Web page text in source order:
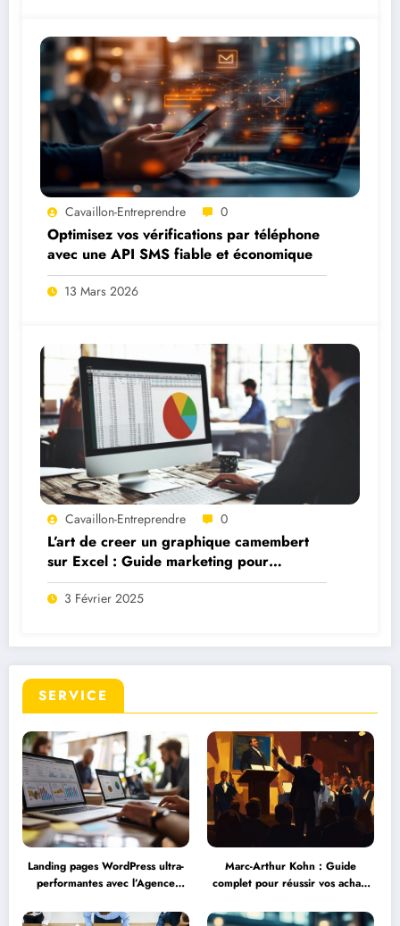
SERVICE
Landing pages WordPress ultra-
performantes avec l’Agence
Web à Macornay
Marc-Arthur Kohn : Guide
complet pour réussir vos achats
pièges
Cavaillon-Entreprendre 0
Optimisez vos vérifications par téléphone
avec une API SMS fiable et économique
13 Mars 2026
Cavaillon-Entreprendre 0
L’art de creer un graphique camembert
sur Excel : Guide marketing pour
dirigeants
3 Février 2025